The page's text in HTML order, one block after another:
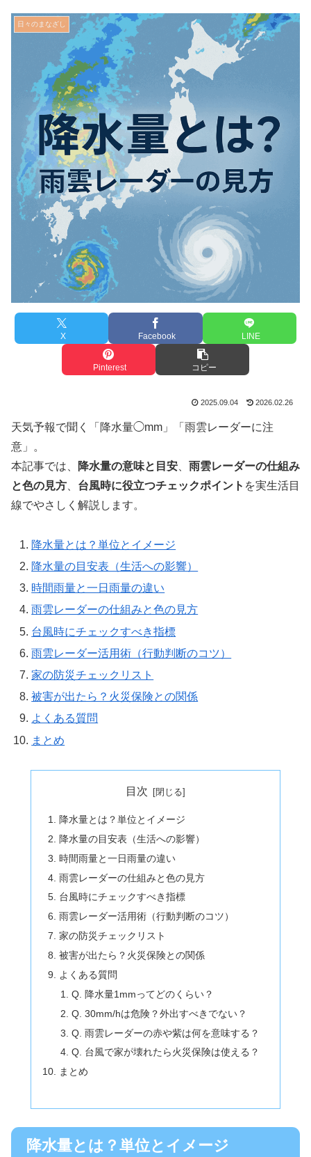
日々のまなざし
X Facebook LINE
Pinterest コピー
2025.09.04 2026.02.26
天気予報で聞く「降水量◯mm」「雨雲レーダーに注
意」。
本記事では、
降水量の意味と目安
雨雲レーダーの仕組み
と色の見方
台風時に役立つチェックポイント を実生活目
線でやさしく解説します。
降水量とは？単位とイメージ
降水量の目安表（生活への影響）
時間雨量と一日雨量の違い
雨雲レーダーの仕組みと色の見方
台風時にチェックすべき指標
雨雲レーダー活用術（行動判断のコツ）
家の防災チェックリスト
被害が出たら？火災保険との関係
よくある質問
まとめ
目次
降水量とは？単位とイメージ
降水量の目安表（生活への影響）
時間雨量と一日雨量の違い
雨雲レーダーの仕組みと色の見方
台風時にチェックすべき指標
雨雲レーダー活用術（行動判断のコツ）
家の防災チェックリスト
被害が出たら？火災保険との関係
よくある質問
Q. 降水量1mmってどのくらい？
Q. 30mm/hは危険？外出すべきでない？
Q. 雨雲レーダーの赤や紫は何を意味する？
Q. 台風で家が壊れたら火災保険は使える？
まとめ
降水量とは？単位とイメージ